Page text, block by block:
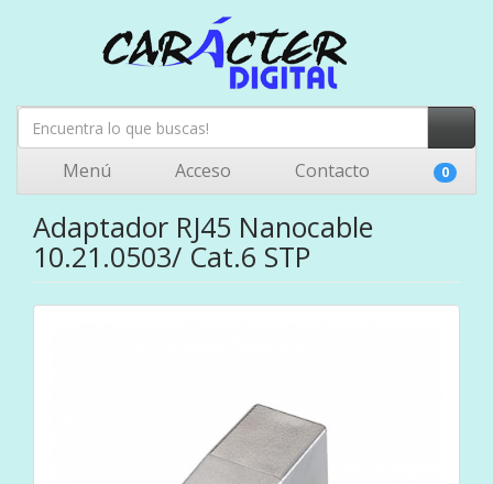
Menú Acceso Contacto 0
Adaptador RJ45 Nanocable
10.21.0503/ Cat.6 STP